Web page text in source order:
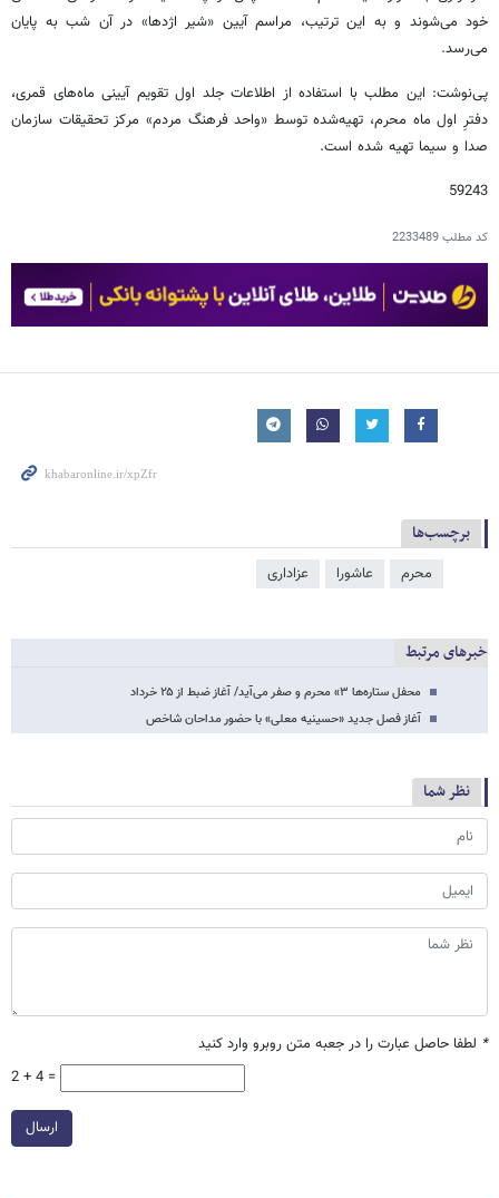
خود می‌شوند و به این ترتیب، مراسم آیین «شیر اژدها» در آن شب به پایان
می‌رسد.
پی‌نوشت: این مطلب با استفاده از اطلاعات جلد اول تقویم آیینی ماه‌های قمری،
دفترِ اول ماه محرم، تهیه‌شده توسط «واحد فرهنگ مردم» مرکز تحقیقات سازمان
صدا و سیما تهیه شده است.
59243
کد مطلب2233489
برچسب‌ها
محرم عاشورا عزاداری
خبرهای مرتبط
محفل ستاره‌ها ۳» محرم و صفر می‌آید/ آغاز ضبط از ۲۵ خرداد
آغاز فصل جدید «حسینیه معلی» با حضور مداحان شاخص
نظر شما
* لطفا حاصل عبارت را در جعبه متن روبرو وارد کنید
2 + 4 =
ارسال